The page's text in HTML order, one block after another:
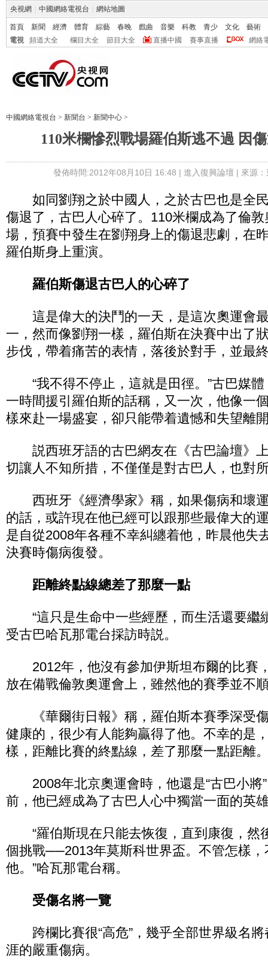
央視網 中國網絡電視台 網站地圖
首頁 新聞 經濟 體育 綜藝 春晚 戲曲 音樂 科教 青少 文化
藝術
電視
頻道大全 欄目大全 節目大全 直播中國 賽事直播 網絡
中國網絡電視台 > 新聞台 > 新聞中心 >
110米欄慘烈戰場羅伯斯逃不過 因
發佈時間:2012年08月10日 16:48 | 進入復興論壇 | 來源
如同劉翔之於中國人，之於古巴也是全
傷退了，古巴人心碎了。110米欄成為了倫
場，預賽中發生在劉翔身上的傷退悲劇，在
羅伯斯身上重演。
羅伯斯傷退古巴人的心碎了
這是偉大的決鬥的一天，是這次奧運會
一，然而像劉翔一樣，羅伯斯在決賽中出了
步伐，帶着痛苦的表情，落後於對手，並最
“我不得不停止，這就是田徑。”古巴媒體
一時間援引羅伯斯的話稱，又一次，他像一
樣來赴一場盛宴，卻只能帶着遺憾和失望離
説西班牙語的古巴網友在《古巴論壇》上
切讓人不知所措，不僅僅是對古巴人，也對
西班牙《經濟學家》稱，如果傷病和壞運
的話，或許現在他已經可以跟那些最偉大的
是自從2008年各種不幸糾纏着他，昨晨他失
決賽時傷病復發。
距離終點線總差了那麼一點
“這只是生命中一些經歷，而生活還要繼
受古巴哈瓦那電台採訪時説。
2012年，他沒有參加伊斯坦布爾的比賽
放在備戰倫敦奧運會上，雖然他的賽季並不
《華爾街日報》稱，羅伯斯本賽季深受
健康的，很少有人能夠贏得了他。不幸的是
樣，距離比賽的終點線，差了那麼一點距離
2008年北京奧運會時，他還是“古巴小將
前，他已經成為了古巴人心中獨當一面的英
“羅伯斯現在只能去恢復，直到康復，然
個挑戰──2013年莫斯科世界盃。不管怎樣
他。”哈瓦那電台稱。
受傷名將一覽
跨欄比賽很“高危”，幾乎全部世界級名將
涯的嚴重傷病。